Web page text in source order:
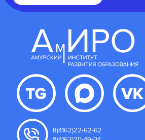
8(4162)22-62-62